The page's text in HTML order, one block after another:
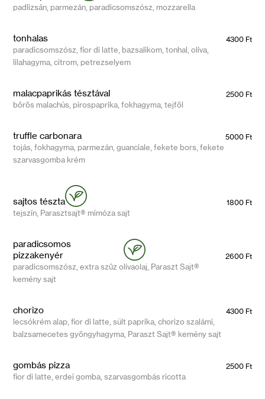
padlizsán, parmezán, paradicsomszósz, mozzarella
tonhalas 4300 Ft
paradicsomszósz, fior di latte, bazsalikom, tonhal, olíva,
lilahagyma, citrom, petrezselyem
malacpaprikás tésztával 2500 Ft
bőrös malachús, pirospaprika, fokhagyma, tejföl
truffle carbonara 5000 Ft
tojás, fokhagyma, parmezán, guanciale, fekete bors, fekete
szarvasgomba krém
sajtos tészta 1800 Ft
tejszín, Parasztsajt® mimóza sajt
paradicsomos
pizzakenyér
2600 Ft
paradicsomszósz, extra szűz olívaolaj, Paraszt Sajt®
kemény sajt
chorizo 4300 Ft
lecsókrém alap, fior di latte, sült paprika, chorizo szalámi,
balzsamecetes gyöngyhagyma, Paraszt Sajt® kemény sajt
gombás pizza 2500 Ft
fior di latte, erdei gomba, szarvasgombás ricotta